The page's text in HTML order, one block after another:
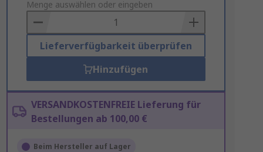
to
Basket
Menge auswählen oder eingeben
Lieferverfügbarkeit überprüfen
Hinzufügen
VERSANDKOSTENFREIE Lieferung für
Bestellungen ab 100,00 €
Beim Hersteller auf Lager